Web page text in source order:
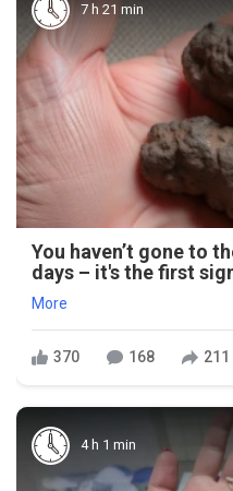
7 h 21 min
You haven’t gone to
days – it's the first
More
370 168 211
4 h 1 min